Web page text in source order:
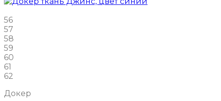
56
57
58
59
60
61
62
Докер